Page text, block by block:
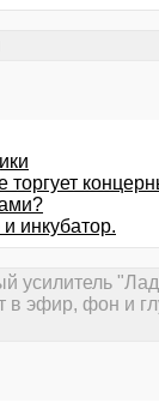
торгует
инкубатор.
усилитель
в эфир, фон и